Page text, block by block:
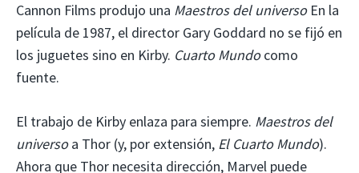
Cannon Films produjo una Maestros del universoEn la
película de 1987, el director Gary Goddard no se fijó en
los juguetes sino en Kirby. Cuarto Mundocomo
fuente.
El trabajo de Kirby enlaza para siempre. Maestros del
universoa Thor (y, por extensión, El Cuarto Mundo).
Ahora que Thor necesita dirección, Marvel puede